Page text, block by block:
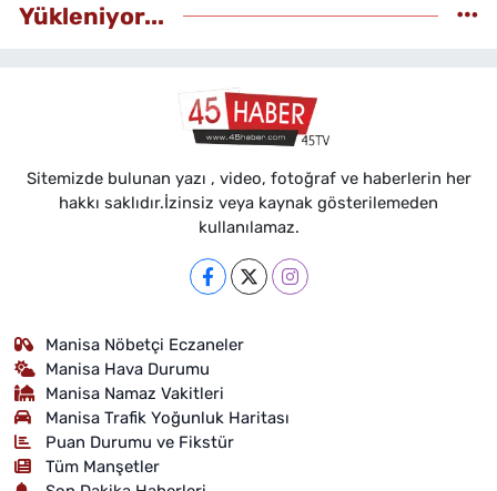
Yükleniyor...
Sitemizde bulunan yazı , video, fotoğraf ve haberlerin her
hakkı saklıdır.İzinsiz veya kaynak gösterilemeden
kullanılamaz.
Manisa Nöbetçi Eczaneler
Manisa Hava Durumu
Manisa Namaz Vakitleri
Manisa Trafik Yoğunluk Haritası
Puan Durumu ve Fikstür
Tüm Manşetler